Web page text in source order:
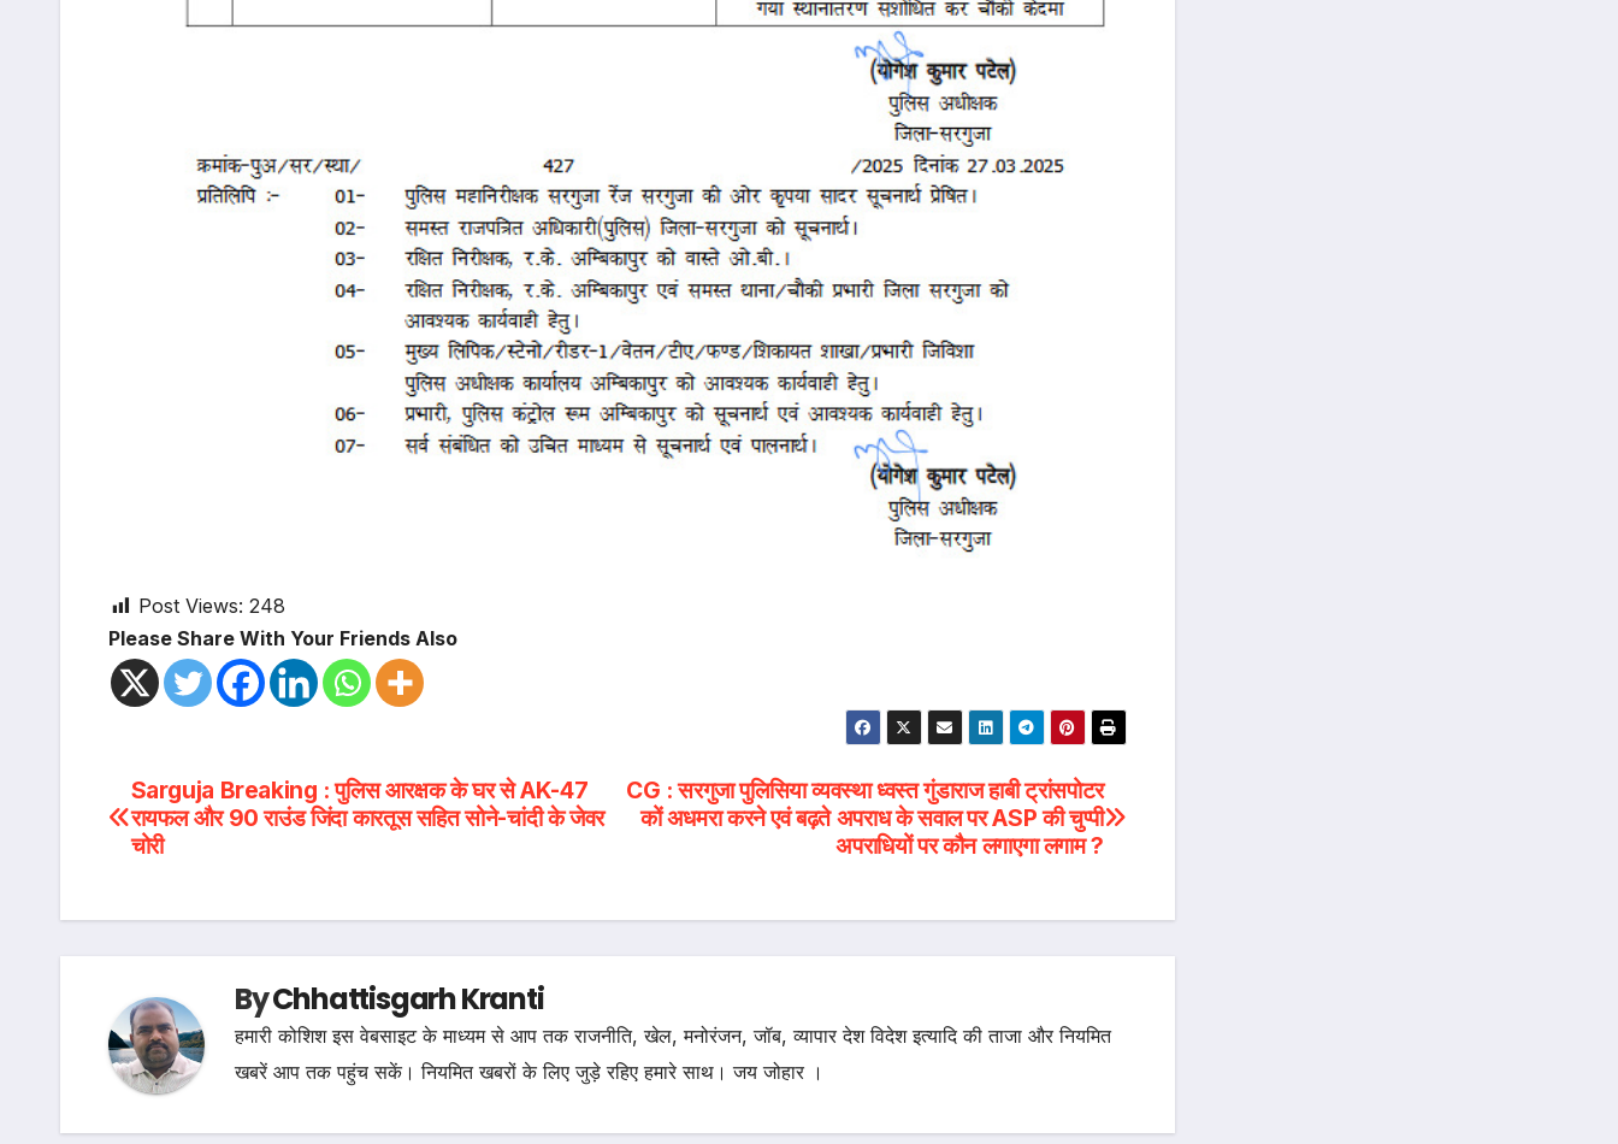
Post Views: 248
Please Share With Your Friends Also
Post
navigation
CG : सरगुजा पुलिसिया व्यवस्था ध्वस्त गुंडाराज हाबी ट्रांसपोटर
कों अधमरा करने एवं बढ़ते अपराध के सवाल पर ASP की चुप्पी
अपराधियों पर कौन लगाएगा लगाम ?
Sarguja Breaking : पुलिस आरक्षक के घर से AK-47
रायफल और 90 राउंड जिंदा कारतूस सहित सोने-चांदी के जेवर
चोरी
ByChhattisgarh Kranti
हमारी कोशिश इस वेबसाइट के माध्यम से आप तक राजनीति, खेल, मनोरंजन, जॉब, व्यापार देश विदेश इत्यादि की ताजा और नियमित
खबरें आप तक पहुंच सकें। नियमित खबरों के लिए जुड़े रहिए हमारे साथ। जय जोहार ।